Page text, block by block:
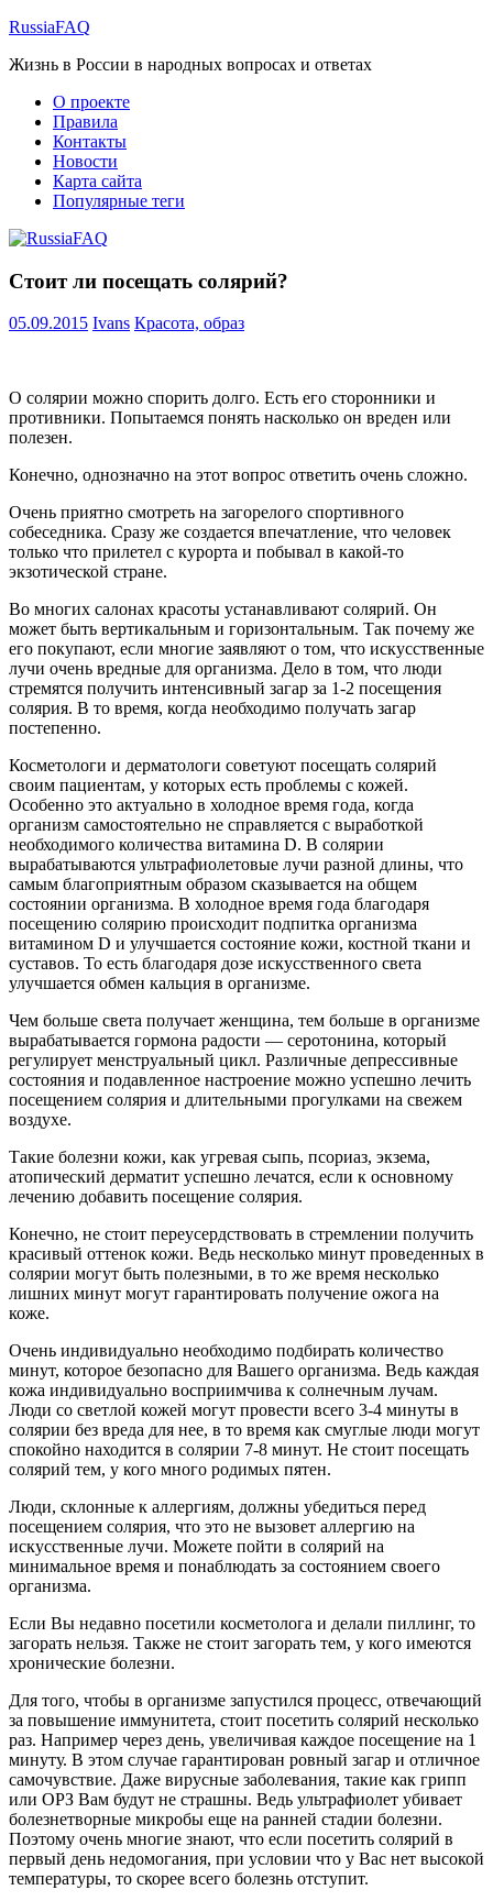
Перейти
содержимому
RussiaFAQ
Жизнь в России в народных вопросах и ответах
О проекте
Правила
Контакты
Новости
Карта сайта
Популярные теги
Стоит ли посещать солярий?
05.09.2015 Ivans Красота, образ
О солярии можно спорить долго. Есть его сторонники и
противники. Попытаемся понять насколько он вреден или
полезен.
Конечно, однозначно на этот вопрос ответить очень сложно.
Очень приятно смотреть на загорелого спортивного
собеседника. Сразу же создается впечатление, что человек
только что прилетел с курорта и побывал в какой-то
экзотической стране.
Во многих салонах красоты устанавливают солярий. Он
может быть вертикальным и горизонтальным. Так почему же
его покупают, если многие заявляют о том, что искусственные
лучи очень вредные для организма. Дело в том, что люди
стремятся получить интенсивный загар за 1-2 посещения
солярия. В то время, когда необходимо получать загар
постепенно.
Косметологи и дерматологи советуют посещать солярий
своим пациентам, у которых есть проблемы с кожей.
Особенно это актуально в холодное время года, когда
организм самостоятельно не справляется с выработкой
необходимого количества витамина D. В солярии
вырабатываются ультрафиолетовые лучи разной длины, что
самым благоприятным образом сказывается на общем
состоянии организма. В холодное время года благодаря
посещению солярию происходит подпитка организма
витамином D и улучшается состояние кожи, костной ткани и
суставов. То есть благодаря дозе искусственного света
улучшается обмен кальция в организме.
Чем больше света получает женщина, тем больше в организме
вырабатывается гормона радости — серотонина, который
регулирует менструальный цикл. Различные депрессивные
состояния и подавленное настроение можно успешно лечить
посещением солярия и длительными прогулками на свежем
воздухе.
Такие болезни кожи, как угревая сыпь, псориаз, экзема,
атопический дерматит успешно лечатся, если к основному
лечению добавить посещение солярия.
Конечно, не стоит переусердствовать в стремлении получить
красивый оттенок кожи. Ведь несколько минут проведенных в
солярии могут быть полезными, в то же время несколько
лишних минут могут гарантировать получение ожога на
коже.
Очень индивидуально необходимо подбирать количество
минут, которое безопасно для Вашего организма. Ведь каждая
кожа индивидуально восприимчива к солнечным лучам.
Люди со светлой кожей могут провести всего 3-4 минуты в
солярии без вреда для нее, в то время как смуглые люди могут
спокойно находится в солярии 7-8 минут. Не стоит посещать
солярий тем, у кого много родимых пятен.
Люди, склонные к аллергиям, должны убедиться перед
посещением солярия, что это не вызовет аллергию на
искусственные лучи. Можете пойти в солярий на
минимальное время и понаблюдать за состоянием своего
организма.
Если Вы недавно посетили косметолога и делали пиллинг, то
загорать нельзя. Также не стоит загорать тем, у кого имеются
хронические болезни.
Для того, чтобы в организме запустился процесс, отвечающий
за повышение иммунитета, стоит посетить солярий несколько
раз. Например через день, увеличивая каждое посещение на 1
минуту. В этом случае гарантирован ровный загар и отличное
самочувствие. Даже вирусные заболевания, такие как грипп
или ОРЗ Вам будут не страшны. Ведь ультрафиолет убивает
болезнетворные микробы еще на ранней стадии болезни.
Поэтому очень многие знают, что если посетить солярий в
первый день недомогания, при условии что у Вас нет высокой
температуры, то скорее всего болезнь отступит.